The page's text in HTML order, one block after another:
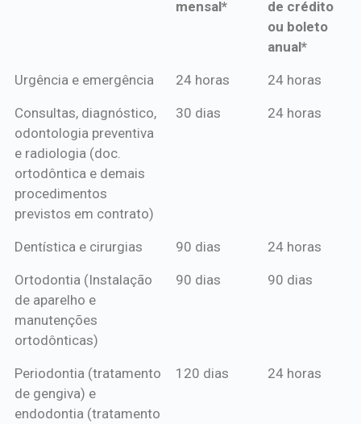
mensal*
de crédito
ou boleto
anual*
*Procedimentos Amil
*Pagamento
mensal*
*Pagamento
de crédito
Urgência e emergência 24 horas 24 horas
Consultas, diagnóstico,
odontologia preventiva
e radiologia (doc.
ortodôntica e demais
procedimentos
previstos em contrato)
30 dias 24 horas
Dentística e cirurgias 90 dias 24 horas
Ortodontia (Instalação
de aparelho e
manutenções
ortodônticas)
90 dias 90 dias
Periodontia (tratamento
de gengiva) e
endodontia (tratamento
120 dias 24 horas